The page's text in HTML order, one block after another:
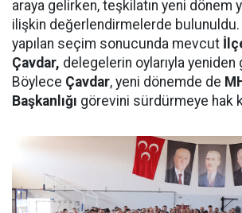
araya gelirken, teşkilatın yeni dönem
ilişkin değerlendirmelerde
yapılan seçim sonucunda mevcut
Çavdar, delegelerin oylarıyla
Böylece Çavdar, yeni dönemde de
Başkanlığı görevini sürdürmeye hak